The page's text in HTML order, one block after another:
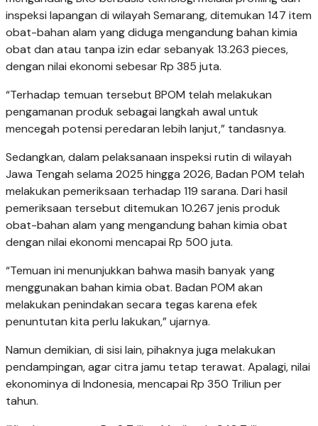
inspeksi lapangan di wilayah Semarang, ditemukan 147 item
obat-bahan alam yang diduga mengandung bahan kimia
obat dan atau tanpa izin edar sebanyak 13.263 pieces,
dengan nilai ekonomi sebesar Rp 385 juta.
“Terhadap temuan tersebut BPOM telah melakukan
pengamanan produk sebagai langkah awal untuk
mencegah potensi peredaran lebih lanjut,” tandasnya.
Sedangkan, dalam pelaksanaan inspeksi rutin di wilayah
Jawa Tengah selama 2025 hingga 2026, Badan POM telah
melakukan pemeriksaan terhadap 119 sarana. Dari hasil
pemeriksaan tersebut ditemukan 10.267 jenis produk
obat-bahan alam yang mengandung bahan kimia obat
dengan nilai ekonomi mencapai Rp 500 juta.
“Temuan ini menunjukkan bahwa masih banyak yang
menggunakan bahan kimia obat. Badan POM akan
melakukan penindakan secara tegas karena efek
penuntutan kita perlu lakukan,” ujarnya.
Namun demikian, di sisi lain, pihaknya juga melakukan
pendampingan, agar citra jamu tetap terawat. Apalagi, nilai
ekonominya di Indonesia, mencapai Rp 350 Triliun per
tahun.